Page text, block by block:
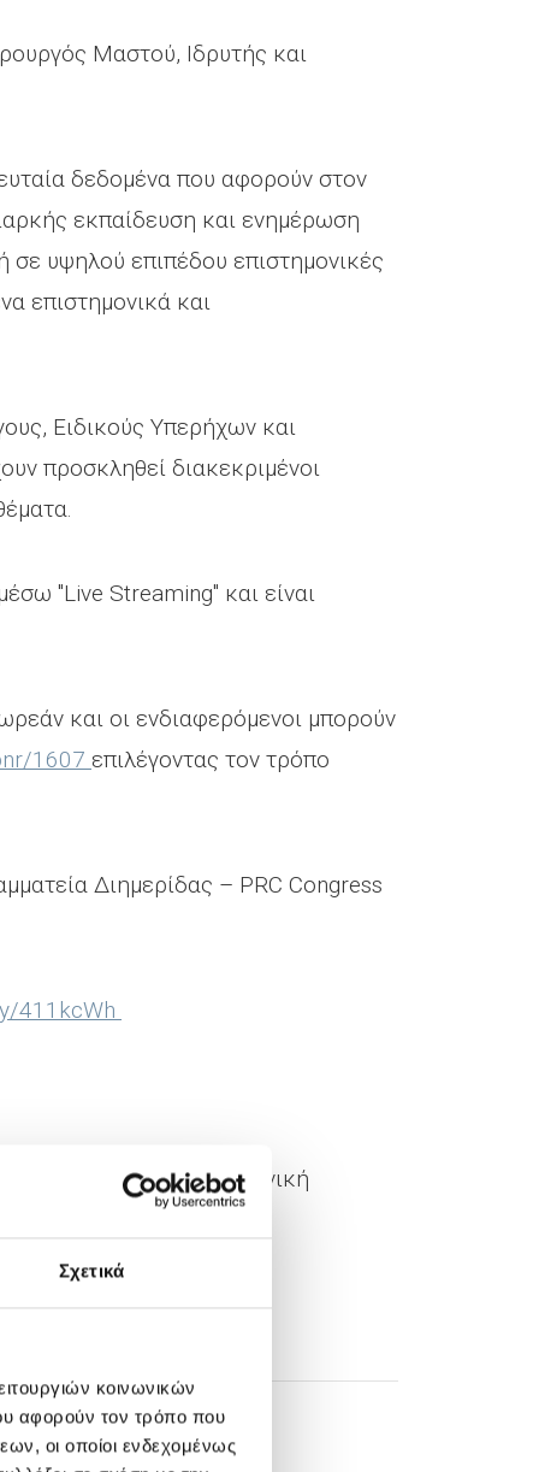
Σχετικά
κοινωνικών
αφορούν τον τρόπο που
οι οποίοι ενδεχομένως
Μαστού, Ιδρυτής και
δεδομένα που αφορούν στον
εκπαίδευση και ενημέρωση
υψηλού επιπέδου επιστημονικές
επιστημονικά και
Ειδικούς Υπερήχων και
προσκληθεί διακεκριμένοι
"Live Streaming" και είναι
και οι ενδιαφερόμενοι μπορούν
1607 επιλέγοντας τον τρόπο
Διημερίδας – PRC Congress
411kcWh
& CSR, Γενική